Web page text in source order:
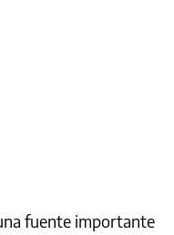
fuente importante